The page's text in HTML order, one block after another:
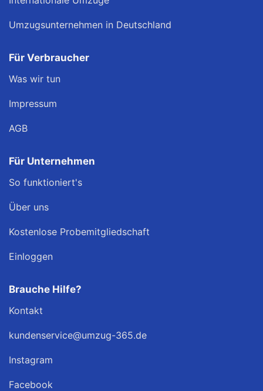
Umzugsunternehmen in Deutschland
Für Verbraucher
Was wir tun
Impressum
AGB
Für Unternehmen
So funktioniert's
Über uns
Kostenlose Probemitgliedschaft
Einloggen
Brauche Hilfe?
Kontakt
kundenservice@umzug-365.de
Instagram
Facebook